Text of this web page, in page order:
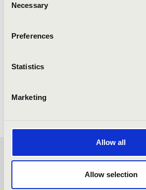
Selection
Necessary
Preferences
Statistics
Marketing
Allow all
Allow selection
FILHARMÓNIA